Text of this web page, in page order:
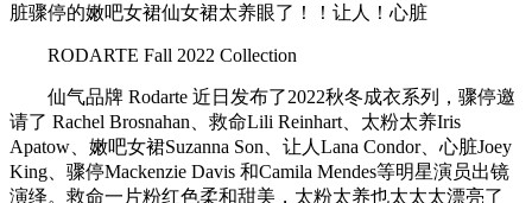
脏骤停的嫩吧女裙仙女裙太养眼了！！让人！心脏
RODARTE Fall 2022 Collection
仙气品牌 Rodarte 近日发布了2022秋冬成衣系列，骤停邀
请了 Rachel Brosnahan、救命Lili Reinhart、太粉太养Iris
Apatow、嫩吧女裙Suzanna Son、让人Lana Condor、心脏Joey
King、骤停Mackenzie Davis 和Camila Mendes等明星演员出镜
演绎。救命一片粉红色柔和甜美，太粉太养也太太太漂亮了